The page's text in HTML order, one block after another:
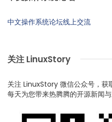
中文操作系统论坛线上交流
关注 LinuxStory
关注 LinuxStory 微信公众号，获
每天为您带来热腾腾的开源新闻